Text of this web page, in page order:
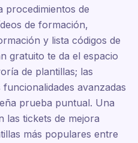
procedimientos de
de formación,
y lista códigos de
gratuito te da el espacio
de plantillas; las
avanzadas
prueba puntual. Una
las tickets de mejora
más populares entre